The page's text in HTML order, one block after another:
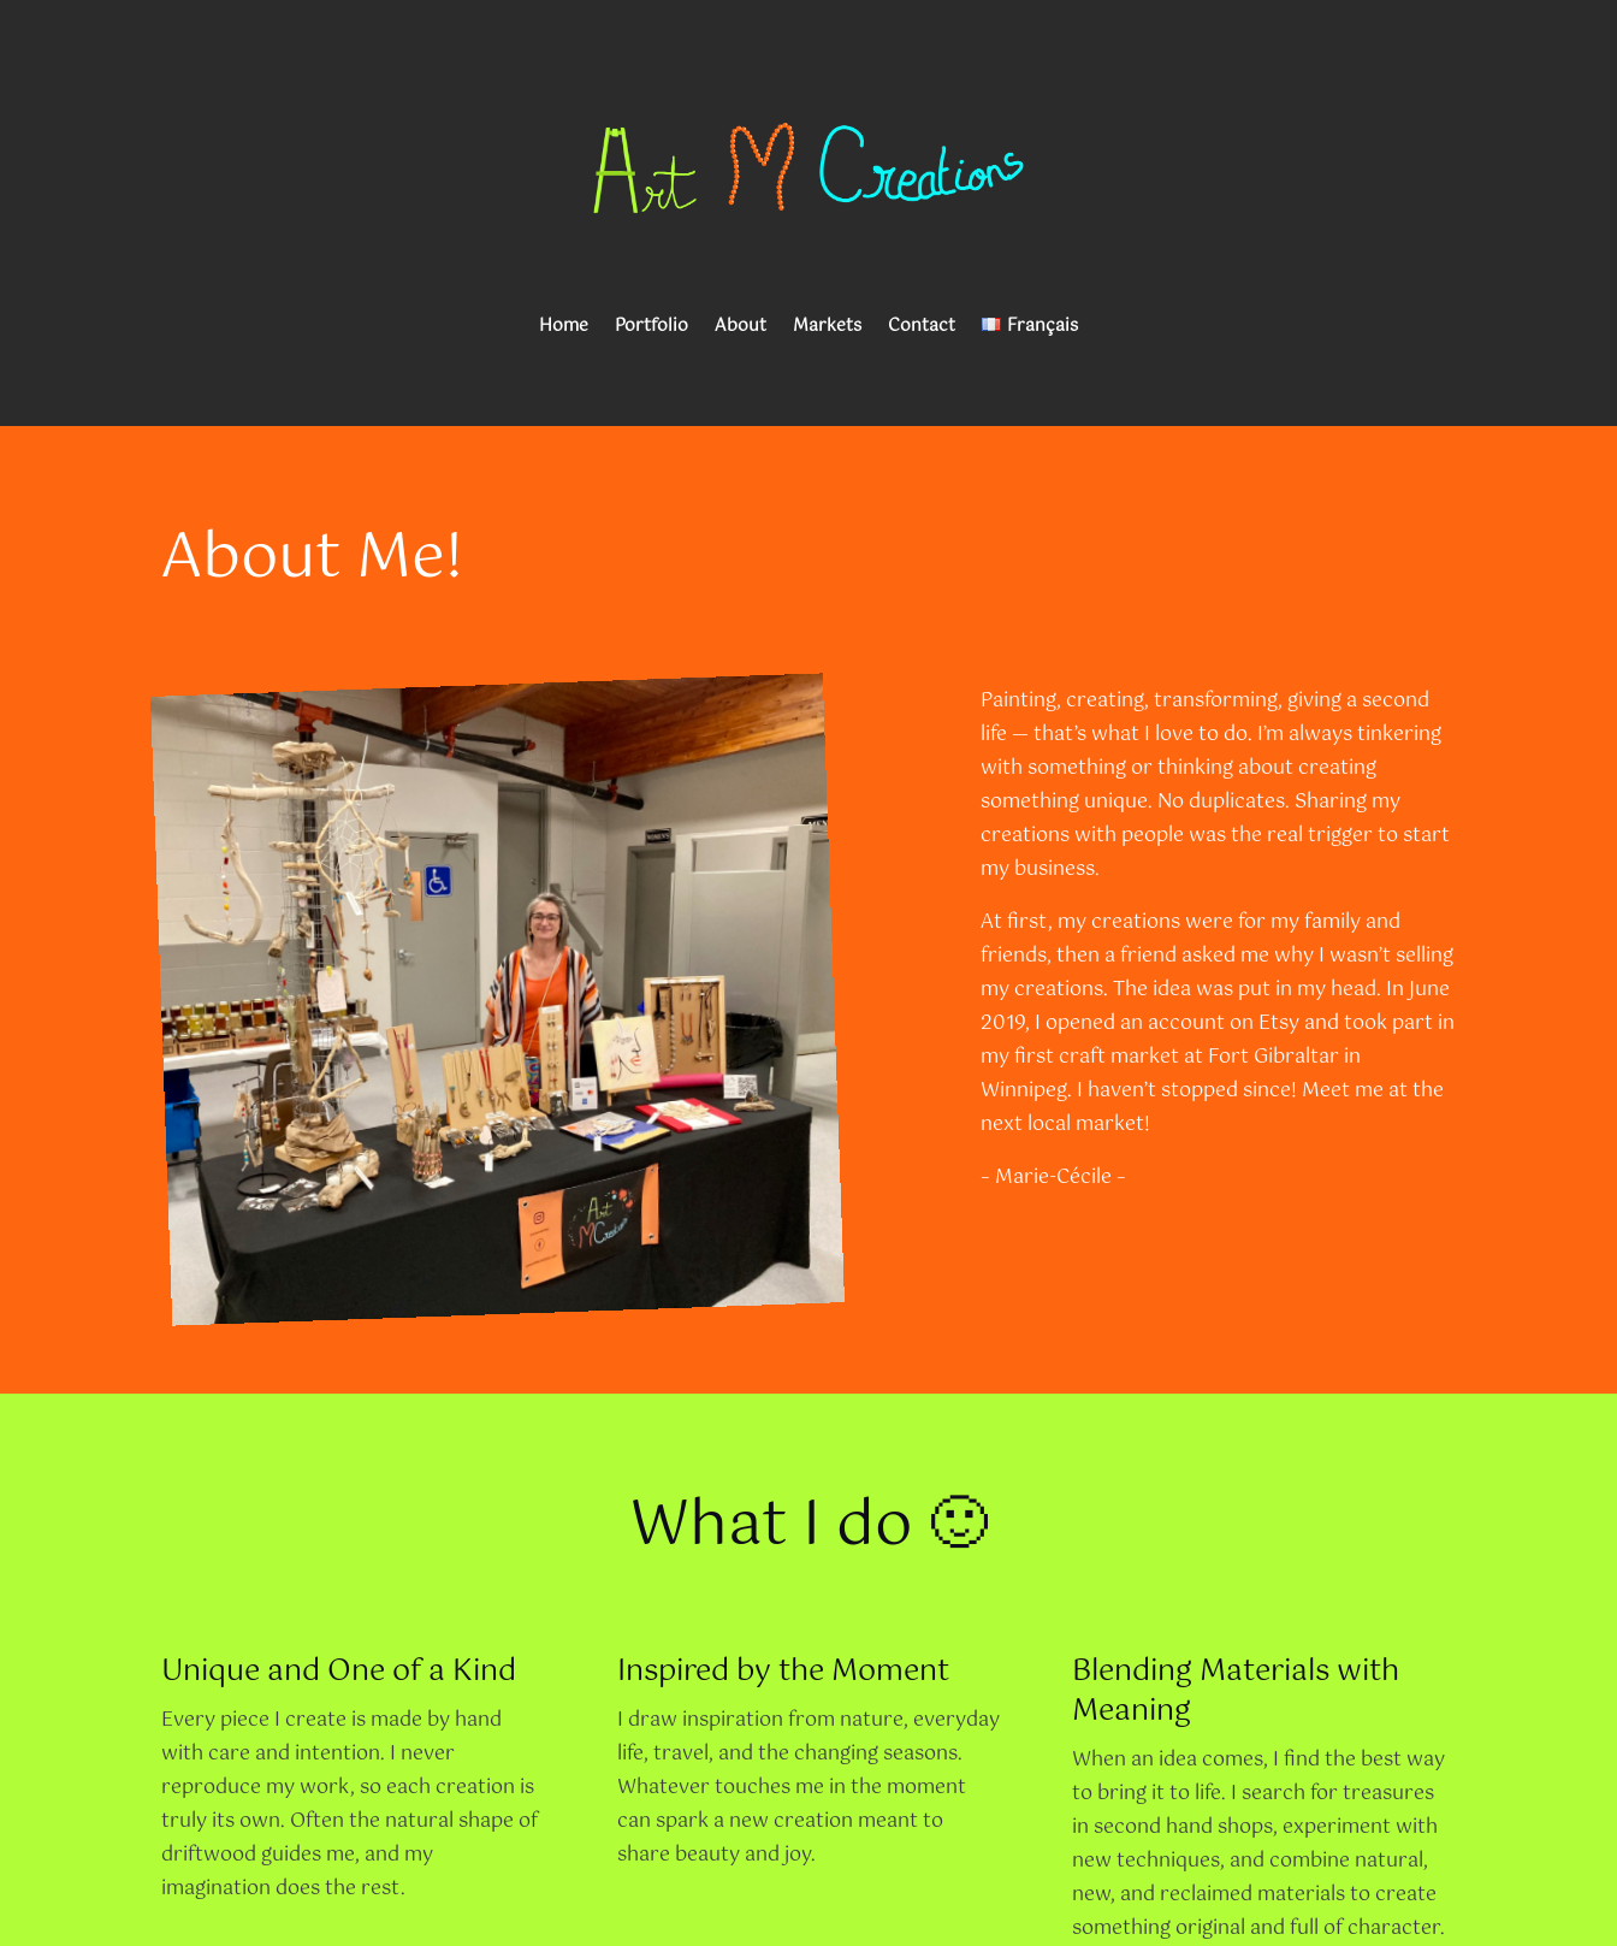
Home Portfolio About Markets Contact Français
About Me!
Painting, creating, transforming, giving a second
life — that’s what I love to do. I’m always tinkering
with something or thinking about creating
something unique. No duplicates. Sharing my
creations with people was the real trigger to start
my business.
At first, my creations were for my family and
friends, then a friend asked me why I wasn’t selling
my creations. The idea was put in my head. In June
2019, I opened an account on Etsy and took part in
my first craft market at Fort Gibraltar in
Winnipeg. I haven’t stopped since! Meet me at the
next local market!
– Marie-Cécile –
What I do 🙂
Unique and One of a Kind
Every piece I create is made by hand
with care and intention. I never
reproduce my work, so each creation is
truly its own. Often the natural shape of
driftwood guides me, and my
imagination does the rest.
Inspired by the Moment
I draw inspiration from nature, everyday
life, travel, and the changing seasons.
Whatever touches me in the moment
can spark a new creation meant to
share beauty and joy.
Blending Materials with
Meaning
When an idea comes, I find the best way
to bring it to life. I search for treasures
in second hand shops, experiment with
new techniques, and combine natural,
new, and reclaimed materials to create
something original and full of character.